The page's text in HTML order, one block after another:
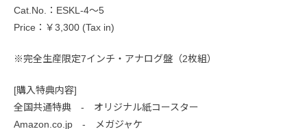
Cat.No.：ESKL-4～5
Price：￥3,300 (Tax in)
※完全生産限定7インチ・アナログ盤（2枚組）
[購入特典内容]
全国共通特典 - オリジナル紙コースター
Amazon.co.jp - メガジャケ